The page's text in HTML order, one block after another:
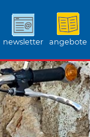
newsletter angebote